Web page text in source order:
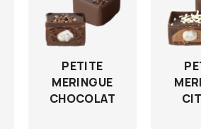
PETITE
MERINGUE
CHOCOLAT